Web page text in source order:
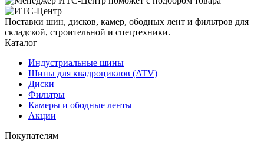
Поставки шин, дисков, камер, ободных лент и фильтров для
складской, строительной и спецтехники.
Каталог
Индустриальные шины
Шины для квадроциклов (ATV)
Диски
Фильтры
Камеры и ободные ленты
Акции
Покупателям